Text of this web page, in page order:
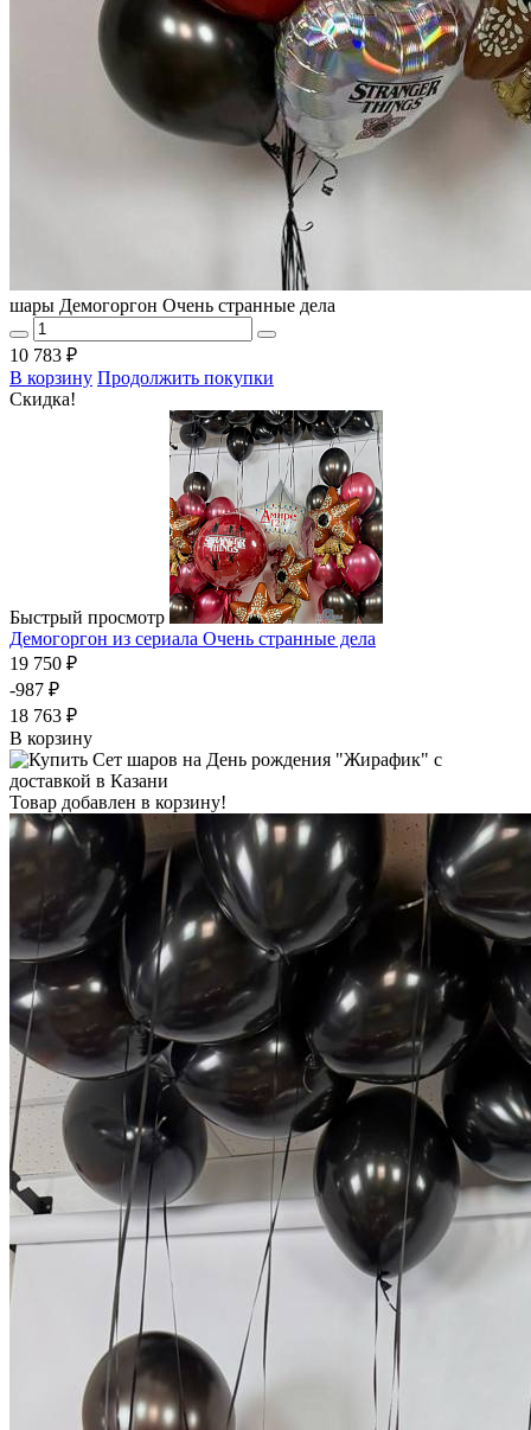
шары Демогоргон Очень странные дела
10 783 ₽
В корзину Продолжить покупки
Скидка!
Быстрый просмотр
Демогоргон из сериала Очень странные дела
19 750 ₽
-987 ₽
18 763 ₽
В корзину
Товар добавлен в корзину!